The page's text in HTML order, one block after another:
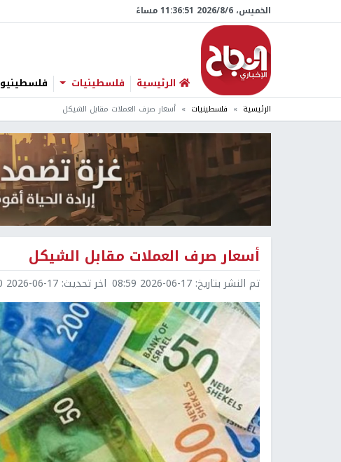
الخميس، 6/‏8/‏2026 11:36:52 مساءً
الرئيسية فلسطينيات فلسطينيو 48
الرئيسية فلسطينيات أسعار صرف العملات مقابل الشيكل
أسعار صرف العملات مقابل الشيكل
تم النشر بتاريخ: 2026-06-17 08:59 اخر تحديث: 2026-06-17 09:00